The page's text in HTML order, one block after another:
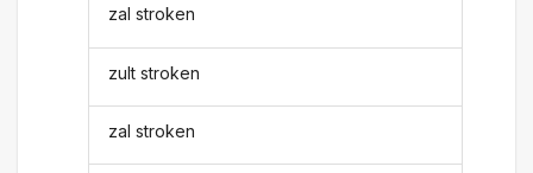
zal stroken
zult stroken
zal stroken